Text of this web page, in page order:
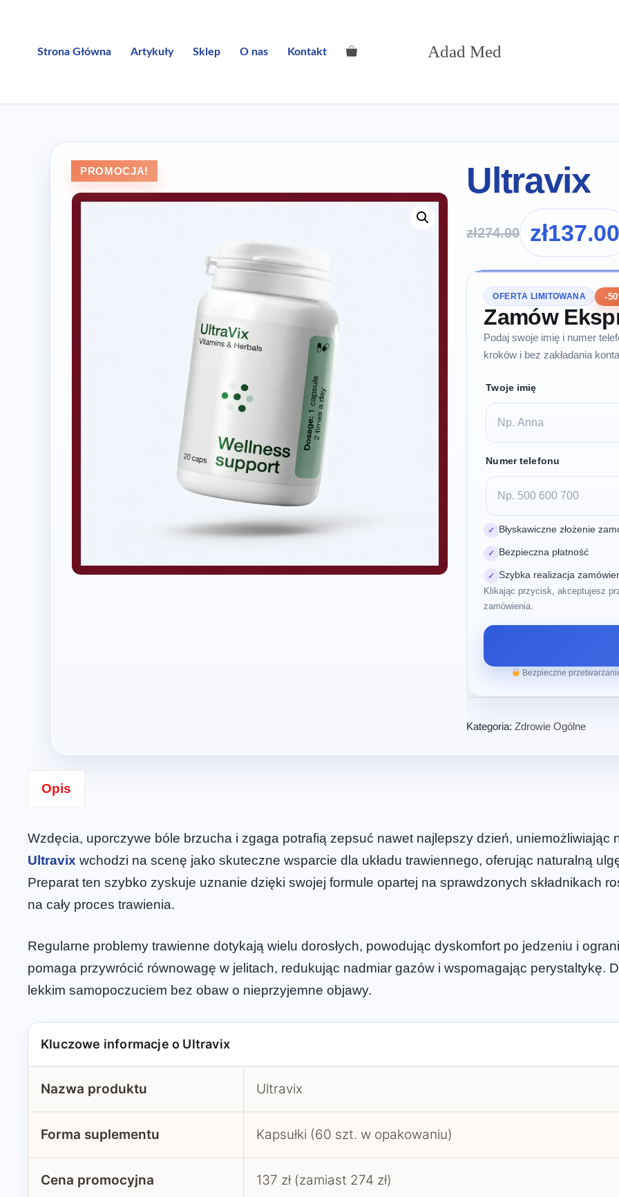
Adad Med
Strona Główna Artykuły Sklep O nas Kontakt
PROMOCJA! Ultravix
zł274.00 zł
OFERTA LIMITOWANA -
Zamów
Podaj swoje imię i numer
kroków i bez zakładania
Twoje imię
Numer telefonu
✓ Błyskawiczne złożenie
✓ Bezpieczna płatność
✓ Szybka realizacja
Klikając przycisk, akceptujesz
zamówienia.
Bezpieczne
Kategoria:Zdrowie Ogólne
Opis
Wzdęcia, uporczywe bóle brzucha i zgaga potrafią zepsuć nawet najlepszy dzień, uniemożliwiając
Ultravix wchodzi na scenę jako skuteczne wsparcie dla układu trawiennego, oferując naturalną
Preparat ten szybko zyskuje uznanie dzięki swojej formule opartej na sprawdzonych składnikach
na cały proces trawienia.
Regularne problemy trawienne dotykają wielu dorosłych, powodując dyskomfort po jedzeniu i
pomaga przywrócić równowagę w jelitach, redukując nadmiar gazów i wspomagając perystaltykę.
lekkim samopoczuciem bez obaw o nieprzyjemne objawy.
Kluczowe informacje o Ultravix
Nazwa produktu Ultravix
Forma suplementu Kapsułki (60 szt. w opakowaniu)
Cena promocyjna 137 zł (zamiast 274 zł)